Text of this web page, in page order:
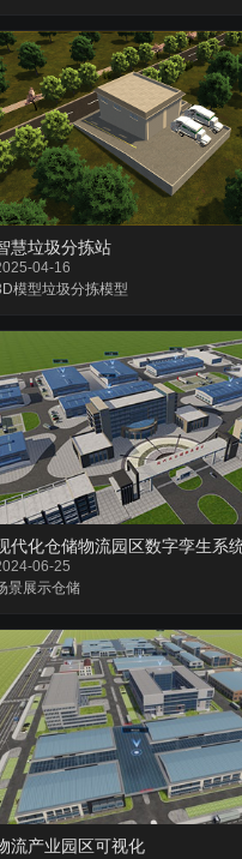
慧垃圾分拣站
04-16
模型垃圾分拣模型
代化仓储物流园区数字孪生系
06-25
景展示仓储
流产业园区可视化